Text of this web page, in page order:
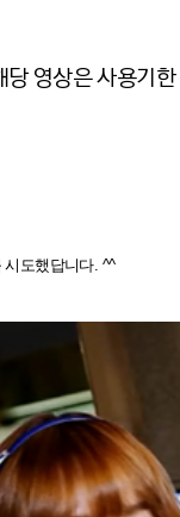
영상은 사용기
시도했답니다. ^^